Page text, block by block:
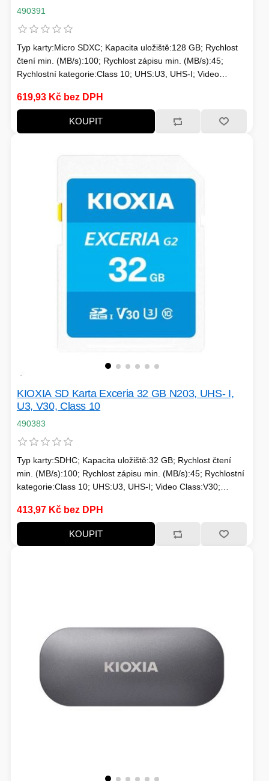
490391
Typ karty:Micro SDXC; Kapacita uložiště:128 GB; Rychlost
čtení min. (MB/s):100; Rychlost zápisu min. (MB/s):45;
Rychlostní kategorie:Class 10; UHS:U3, UHS-I; Video
použití:Nahrávání 4K videí
619,93 Kč bez DPH
KOUPIT
KIOXIA SD Karta Exceria 32 GB N203, UHS- I,
U3, V30, Class 10
490383
Typ karty:SDHC; Kapacita uložiště:32 GB; Rychlost čtení
min. (MB/s):100; Rychlost zápisu min. (MB/s):45; Rychlostní
kategorie:Class 10; UHS:U3, UHS-I; Video Class:V30;
413,97 Kč bez DPH
KOUPIT